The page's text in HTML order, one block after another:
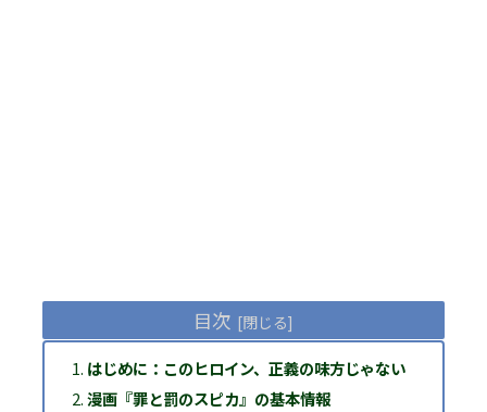
目次
はじめに：このヒロイン、正義の味方じゃない
漫画『罪と罰のスピカ』の基本情報